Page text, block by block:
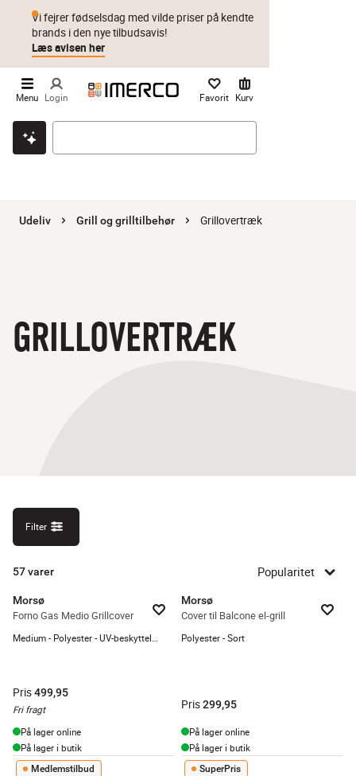
Klik & hent Byt i 1 år Prismatch
Vi fejrer fødselsdag med vilde priser på kendte
brands i den nye tilbudsavis!
Læs avisen her
Menu Login Favorit Kurv
Udeliv Grill og grilltilbehør Grillovertræk
GRILLOVERTRÆK
Filter
57varer Popularitet
Morsø
Forno Gas Medio Grillcover
Pris499,95
Fri fragt
På lager online
På lager i butik
Morsø
Cover til Balcone el-grill
Polyester - Sort
Pris299,95
På lager online
På lager i butik
Medlemstilbud SuperPris